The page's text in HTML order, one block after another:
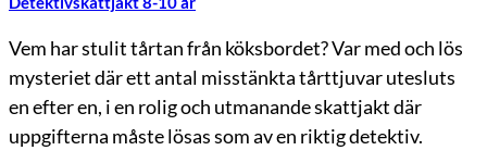
Vem har stulit tårtan från köksbordet? Var med och lös
mysteriet där ett antal misstänkta tårttjuvar utesluts
en efter en, i en rolig och utmanande skattjakt där
uppgifterna måste lösas som av en riktig detektiv.